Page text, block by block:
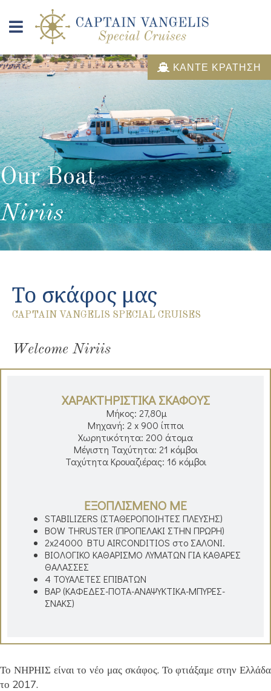
Our Boat
Niriis
Το σκάφος μας
CAPTAIN VANGELIS SPECIAL CRUISES
Welcome Niriis
ΧΑΡΑΚΤΗΡΙΣΤΙΚΑ ΣΚΑΦΟΥΣ
Μήκος: 27,80μ
Μηχανή: 2 x 900 ίπποι
Χωρητικότητα: 200 άτομα
Μέγιστη Ταχύτητα: 21 κόμβοι
Ταχύτητα Κρουαζιέρας: 16 κόμβοι
ΕΞΟΠΛΙΣΜΕΝΟ ΜΕ
STABILIZERS (ΣΤΑΘΕΡΟΠΟΙΗΤΕΣ ΠΛΕΥΣΗΣ)
BOW THRUSTER (ΠΡΟΠΕΛΑΚΙ ΣΤΗΝ ΠΡΩΡΗ)
2x24000 BTU AIRCONDITIOS στο ΣΑΛΟΝΙ.
ΒΙΟΛΟΓΙΚΟ ΚΑΘΑΡΙΣΜΟ ΛΥΜΑΤΩΝ ΓΙΑ ΚΑΘΑΡΕΣ
ΘΑΛΑΣΣΕΣ
4 ΤΟΥΑΛΕΤΕΣ ΕΠΙΒΑΤΩΝ
ΒΑΡ (ΚΑΦΕΔΕΣ-ΠΟΤΑ-ΑΝΑΨΥΚΤΙΚΑ-ΜΠΥΡΕΣ-
ΣΝΑΚΣ)
Το ΝΗΡΗΙΣ είναι το νέο μας σκάφος. Το φτιάξαμε στην Ελλάδα
το 2017.
ΚΑΝΤΕ ΚΡΑΤΗΣΗ